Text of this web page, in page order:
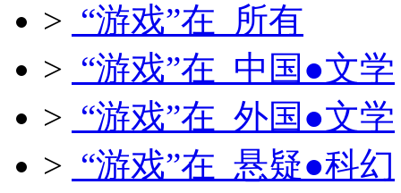
> “游戏”在 所有
> “游戏”在 中国●文学
> “游戏”在 外国●文学
> “游戏”在 悬疑●科幻